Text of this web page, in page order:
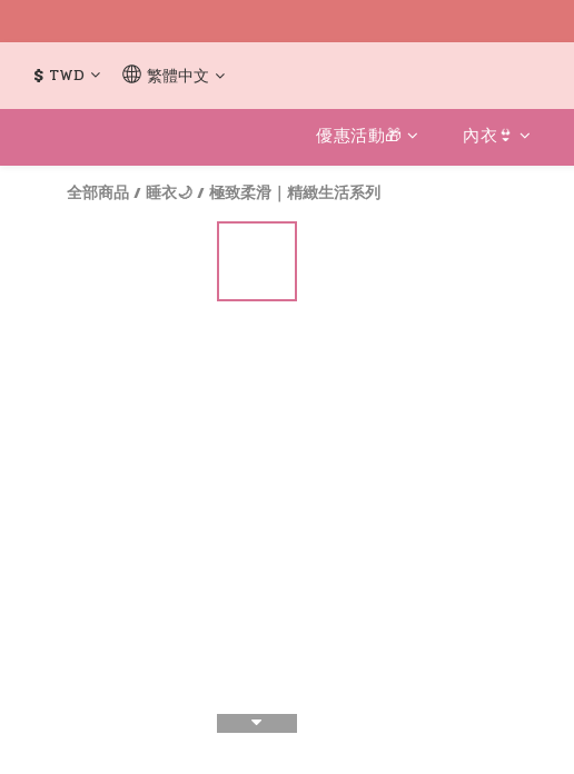
$ TWD 繁體中文
優惠活動🎁 內衣👙
全部商品/睡衣🌙/極致柔滑｜精緻生活系列